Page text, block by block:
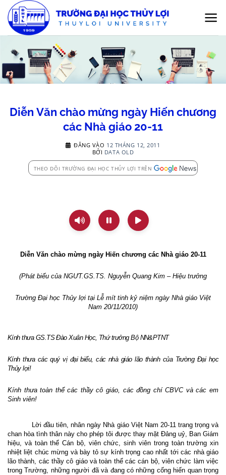
qua
nội
Diễn Văn chào mừng ngày Hiến chương
các Nhà giáo 20-11
ĐĂNG VÀO 12 THÁNG 12, 2011
BỞI DATA OLD
THEO DÕI TRƯỜNG ĐẠI HỌC THỦY LỢI TRÊN
Diễn Văn chào mừng ngày Hiến chương các Nhà giáo 20-11
(Phát biểu của NGƯT.GS.TS. Nguyễn Quang Kim – Hiệu trưởng
Trường Đại học Thủy lợi tại Lễ mít tinh kỷ niệm ngày Nhà giáo Việt
Nam 20/11/2010)
Kính thưa GS.TS Đào Xuân Học, Thứ trưởng Bộ NN&PTNT
Kính thưa các quý vị đại biểu, các nhà giáo lão thành của Trường Đại học
Thủy lợi!
Kính thưa toàn thể các thầy cô giáo, các đồng chí CBVC và các em
Sinh viên!
Lời đầu tiên, nhân ngày Nhà giáo Việt Nam 20-11 trang trọng và
chan hòa tìnhthân này cho phép tôi được thay mặt Đảng uỷ, Ban Giám
hiệu, và toàn thể Cán bộ, viên chức,sinh viên trong toàn trường xin
nhiệt liệt chúc mừng và bày tỏ sự kính trọng cao nhất tới các nhà giáo
lão thành, các thầy cô giáo và toàn thể các cán bộ, viên chức làm việc
trong Trường, những người đã và đang có những cống hiến quan trọng